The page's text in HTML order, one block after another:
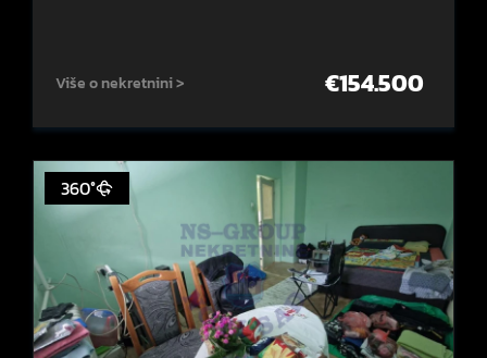
Više o nekretnini > €154.500
360°